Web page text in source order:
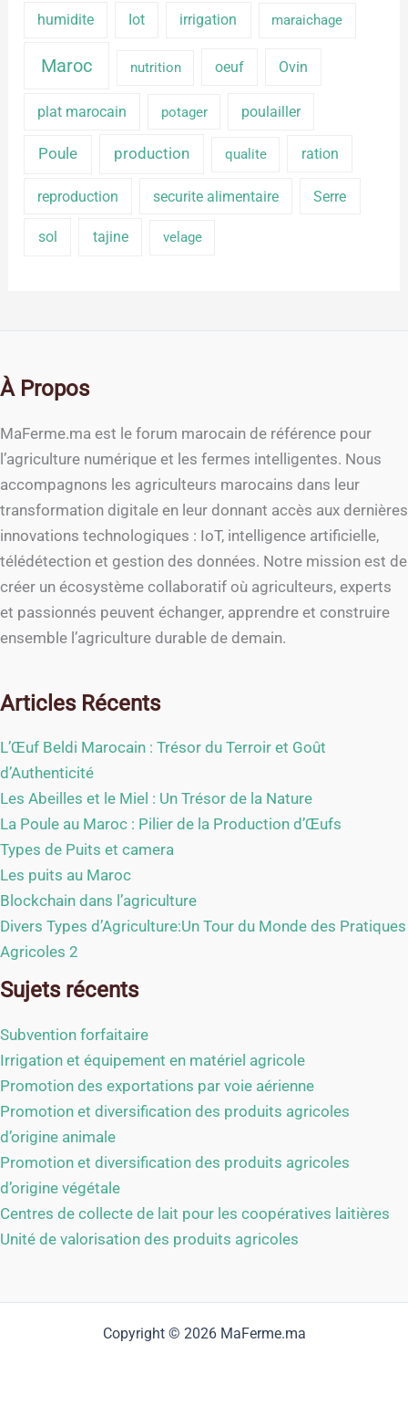
humidite Iot irrigation maraichage
Maroc nutrition oeuf Ovin
plat marocain potager poulailler
Poule production qualite ration
reproduction securite alimentaire Serre
sol tajine velage
À Propos
MaFerme.ma est le forum marocain de référence pour
l’agriculture numérique et les fermes intelligentes. Nous
accompagnons les agriculteurs marocains dans leur
transformation digitale en leur donnant accès aux dernières
innovations technologiques : IoT, intelligence artificielle,
télédétection et gestion des données. Notre mission est de
créer un écosystème collaboratif où agriculteurs, experts
et passionnés peuvent échanger, apprendre et construire
ensemble l’agriculture durable de demain.
Articles Récents
L’Œuf Beldi Marocain : Trésor du Terroir et Goût
d’Authenticité
Les Abeilles et le Miel : Un Trésor de la Nature
La Poule au Maroc : Pilier de la Production d’Œufs
Types de Puits et camera
Les puits au Maroc
Blockchain dans l’agriculture
Divers Types d’Agriculture:Un Tour du Monde des Pratiques
Agricoles 2
Sujets récents
Subvention forfaitaire
Irrigation et équipement en matériel agricole
Promotion des exportations par voie aérienne
Promotion et diversification des produits agricoles
d’origine animale
Promotion et diversification des produits agricoles
d’origine végétale
Centres de collecte de lait pour les coopératives laitières
Unité de valorisation des produits agricoles
Copyright © 2026 MaFerme.ma